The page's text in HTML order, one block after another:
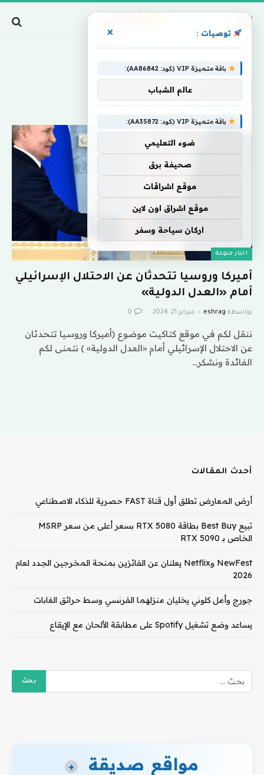
اخبار منوعة
أميركا وروسيا تتحدثان عن الاحتلال الإسرائيلي
أمام «العدل الدولية»
بواسطة eshrag فبراير 21, 2024 0
ننقل لكم في موقع كتاكيت موضوع (أميركا وروسيا تتحدثان
عن الاحتلال الإسرائيلي أمام «العدل الدولية» ) نتمنى لكم
الفائدة ونشكر…
أحدث المقالات
أرض المعارض تطلق أول قناة FAST حصرية للذكاء الاصطناعي
تبيع Best Buy بطاقة RTX 5080 بسعر أعلى من سعر MSRP
الخاص بـ RTX 5090
NewFest وNetflix يعلنان عن الفائزين بمنحة المخرجين الجدد لعام
2026
جورج وأمل كلوني يخليان منزلهما الفرنسي وسط حرائق الغابات
يساعد وضع تشغيل Spotify على مطابقة الألحان مع الإيقاع
مواقع صديقة +
توصيات : ×
باقة متميزة VIP (كود: AA86842):
عالم الشباب
باقة متميزة VIP (كود: AA35872):
ضوء التعليمي
صحيفة برق
موقع اشراقات
موقع اشراق اون لاين
اركان سياحة وسفر